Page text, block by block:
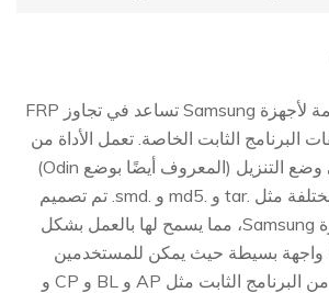
Odin3 هي أداة مصممة لأجهزة Samsung تساعد في تجاوز FRP
الثابت الخاصة. تعمل الأداة من
خلال وضع الجهاز في وضع التنزيل (المعروف أيضًا بوضع Odin)
وتدعم أنواع ملفات مختلفة مثل .tar و .md5 و .smd. تم تصميم
Odin3 خصيصًا لأجهزة Samsung، مما يسمح لها بالعمل بشكل
واجهة بسيطة حيث يمكن للمستخدمين
تحميل أجزاء مختلفة من البرنامج الثابت مثل AP و BL و CP و